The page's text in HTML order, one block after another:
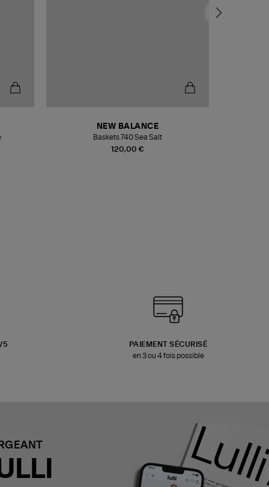
120,00 €
NEW BALANCE
Baskets 740 Sea Salt
5
PAIEMENT SÉCURISÉ
en 3 ou 4 fois possible